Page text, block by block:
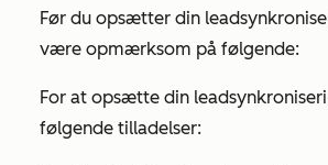
Før du opsætter din
være opmærksom på følgende:
For at opsætte din
følgende tilladelser: